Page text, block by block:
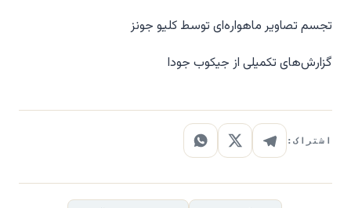
تجسم تصاویر ماهواره‌ای توسط کلیو جونز
گزارش‌های تکمیلی از جیکوب جودا
اشتراک: